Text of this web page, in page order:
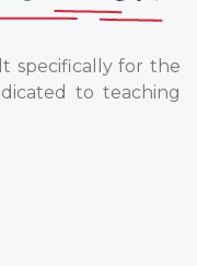
specifically for the
to teaching